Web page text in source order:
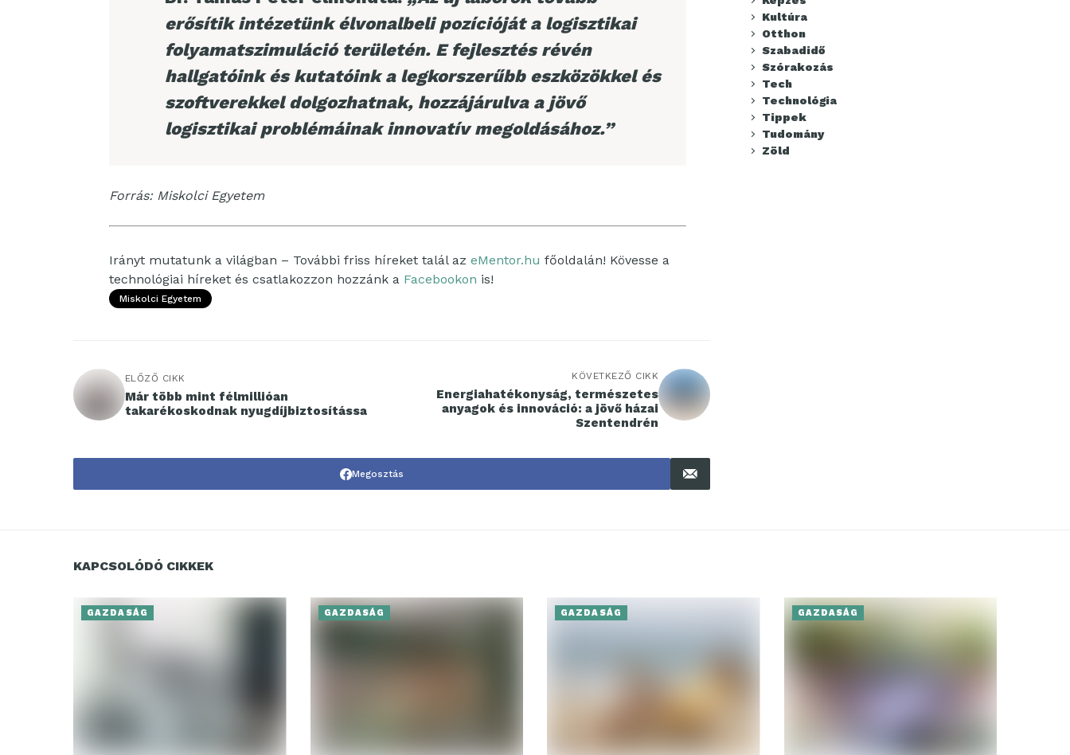
erősítik intézetünk élvonalbeli pozícióját a logisztikai
folyamatszimuláció területén. E fejlesztés révén
hallgatóink és kutatóink a legkorszerűbb eszközökkel és
szoftverekkel dolgozhatnak, hozzájárulva a jövő
logisztikai problémáinak innovatív megoldásához.”
Forrás: Miskolci Egyetem
Irányt mutatunk a világban – További friss híreket talál az eMentor.hu főoldalán! Kövesse a
technológiai híreket és csatlakozzon hozzánk a Facebookon is!
Miskolci Egyetem
ELŐZŐ CIKK
Már több mint félmillióan
takarékoskodnak nyugdíjbiztosítássa
KÖVETKEZŐ CIKK
Energiahatékonyság, természetes
anyagok és innováció: a jövő házai
Szentendrén
Megosztás
Kultúra
Otthon
Szabadidő
Szórakozás
Tech
Technológia
Tippek
Tudomány
Zöld
KAPCSOLÓDÓ CIKKEK
GAZDASÁG GAZDASÁG GAZDASÁG GAZDASÁG